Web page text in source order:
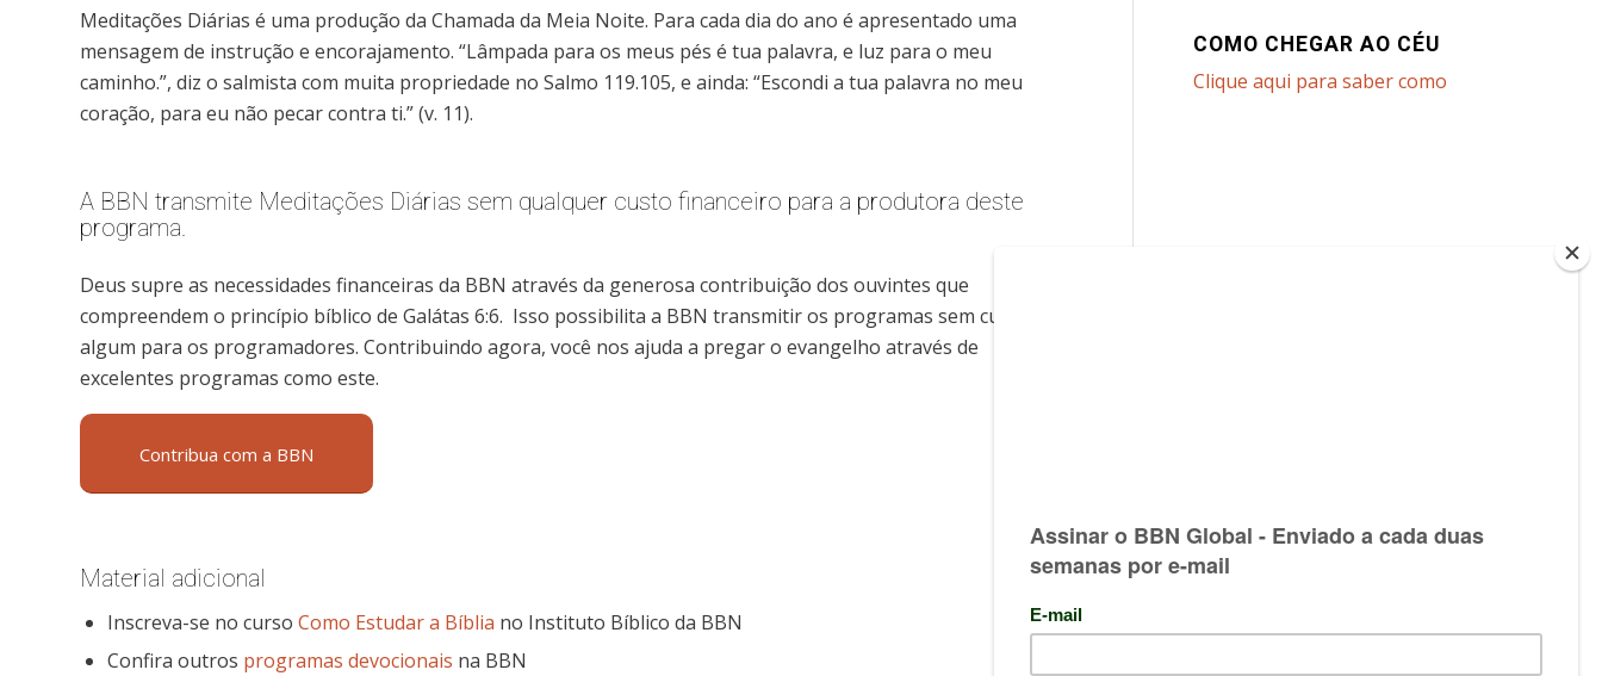
Meditações Diárias é uma produção da Chamada da Meia Noite. Para cada dia do ano é apresentado uma
mensagem de instrução e encorajamento. “Lâmpada para os meus pés é tua palavra, e luz para o meu
caminho.”, diz o salmista com muita propriedade no Salmo 119.105, e ainda: “Escondi a tua palavra no meu
coração, para eu não pecar contra ti.” (v. 11).
A BBN transmite Meditações Diárias sem qualquer custo financeiro para a produtora deste
programa.
Deus supre as necessidades financeiras da BBN através da generosa contribuição dos ouvintes que
compreendem o princípio bíblico de Galátas 6:6. Isso possibilita a BBN transmitir os programas sem custo
algum para os programadores. Contribuindo agora, você nos ajuda a pregar o evangelho através de
excelentes programas como este.
Contribua com a BBN
Material adicional
Inscreva-se no curso Como Estudar a Bíblia no Instituto Bíblico da BBN
Confira outros programas devocionais na BBN
COMO CHEGAR AO CÉU
Clique aqui para saber como